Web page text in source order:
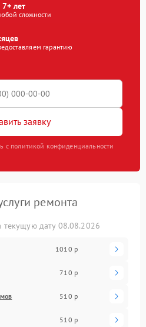
лет
сложности
гарантию
заявку
с политикой конфиденциальности
ремонта
текущую дату 08.08.2026
1010 р
710 р
510 р
510 р